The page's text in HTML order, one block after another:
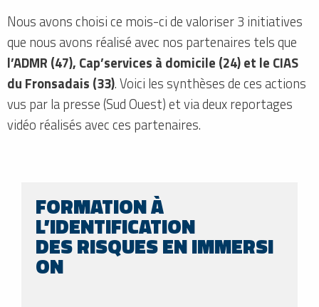
Nous avons choisi ce mois-ci de valoriser 3 initiatives
que nous avons réalisé avec nos partenaires tels que
l’ADMR (47), Cap’services à domicile (24) et le CIAS
du Fronsadais (33). Voici les synthèses de ces actions
vus par la presse (Sud Ouest) et via deux reportages
vidéo réalisés avec ces partenaires.
FORMATION À
L’IDENTIFICATION
DES RISQUES EN IMMERSI
ON